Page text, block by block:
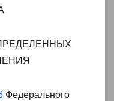
Федерального